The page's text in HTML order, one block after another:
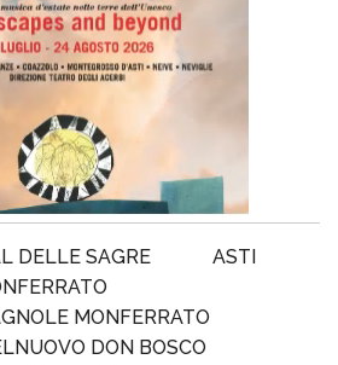
DELLE SAGRE
ASTI
MONFERRATO
DON BOSCO